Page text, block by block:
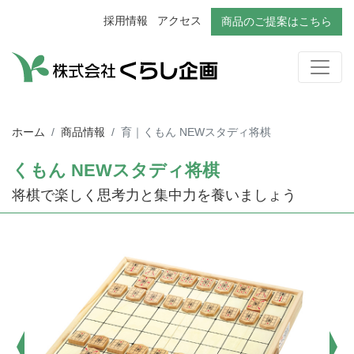
採用情報 アクセス 商品のご提案はこちら
ホーム 商品情報 育｜くもん NEWスタディ将棋
くもん NEWスタディ将棋
将棋で楽しく思考力と集中力を養いましょう